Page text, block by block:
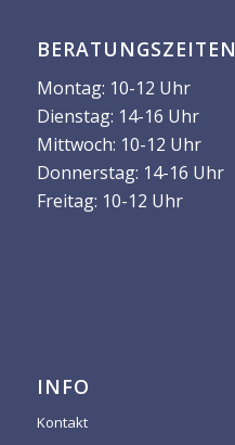
BERATUNGSZEITEN
Montag: 10-12 Uhr
Dienstag: 14-16 Uhr
Mittwoch: 10-12 Uhr
Donnerstag: 14-16 Uhr
Freitag: 10-12 Uhr
INFO
Kontakt